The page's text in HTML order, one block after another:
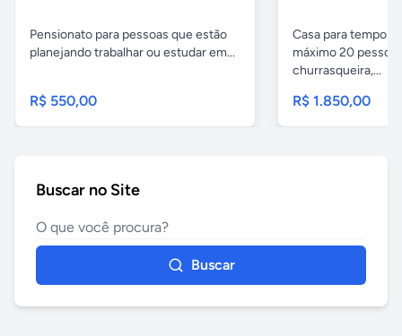
Pensionato para pessoas que estão
planejando trabalhar ou estudar em...
R$ 550,00
Casa para
máximo 20
churrasqueira,...
R$ 1.850,00
Buscar no Site
Buscar